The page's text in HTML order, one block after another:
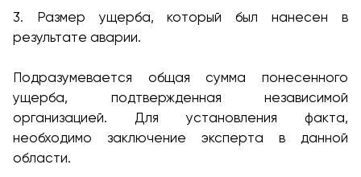
3. Размер ущерба, который был нанесен в
результате аварии.
Подразумевается общая сумма понесенного
ущерба, подтвержденная независимой
организацией. Для установления факта,
необходимо заключение эксперта в данной
области.